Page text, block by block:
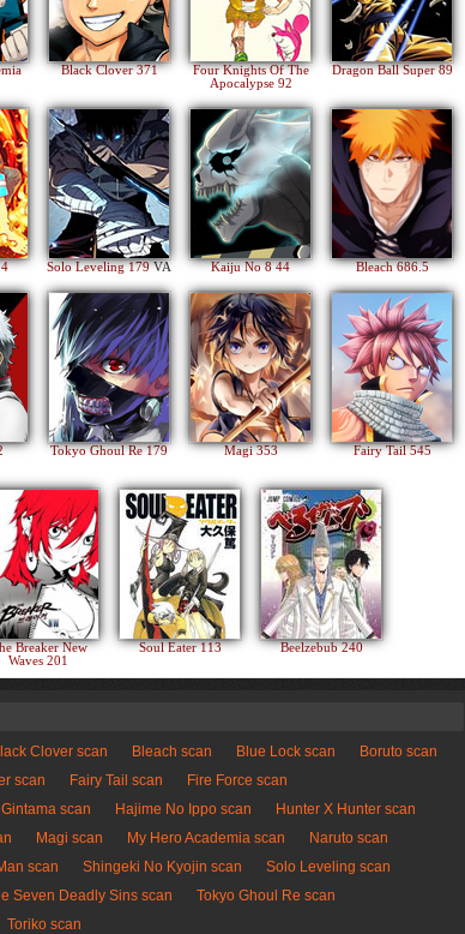
Black Clover 371
Four Knights Of The
Apocalypse 92
Dragon Ball Super 89
Solo Leveling 179VA Kaiju No 8 44 Bleach 686.5
Tokyo Ghoul Re 179 Magi 353 Fairy Tail 545
Breaker New
Waves 201
Soul Eater 113 Beelzebub 240
Clover scan Bleach scan Blue Lock scan
Boruto scan
scan Fairy Tail scan
Fire Force scan
Gintama scan Hajime No Ippo scan
Hunter X Hunter scan
Magi scan My Hero Academia scan
Naruto scan
scan Shingeki No Kyojin scan
Solo Leveling scan
Seven Deadly Sins scan
Tokyo Ghoul Re scan
Toriko scan